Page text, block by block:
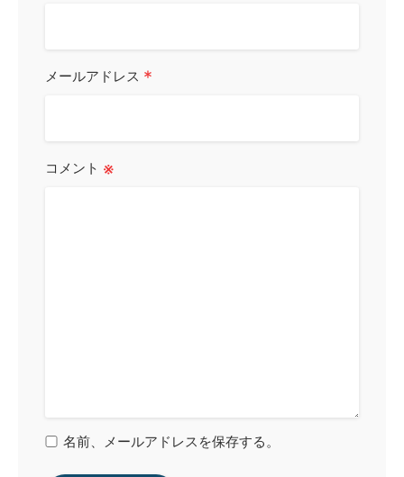
メールアドレス *
コメント ※
名前、メールアドレスを保存する。